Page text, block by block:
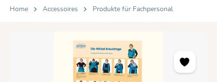
Home Accessoires Produkte für Fachpersonal